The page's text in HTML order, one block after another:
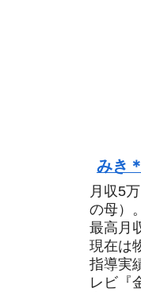
みき
月収5
の母）
最高月
現在は
指導実
レビ『